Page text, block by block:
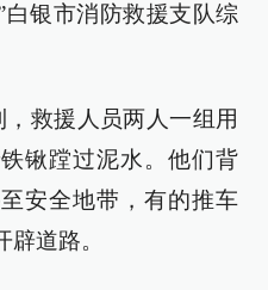
银市消防救援支队综
救援人员两人一组用
锹蹚过泥水。他们背
安全地带，有的推车
道路。